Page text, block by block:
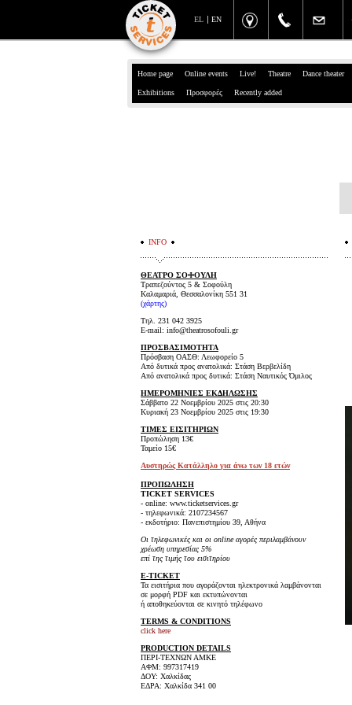
EN
EL
Home page Online events Live! Theatre Dance theater
Exhibitions Προσφορές Recently added
INFO
ΘΕΑΤΡΟ ΣΟΦΟΥΛΗ
Τραπεζούντος 5 & Σοφούλη
Καλαμαριά, Θεσσαλονίκη 551 31
(χάρτης)
Τηλ. 231 042 3925
E-mail: info@theatrosofouli.gr
ΠΡΟΣΒΑΣΙΜΟΤΗΤΑ
Πρόσβαση ΟΑΣΘ: Λεωφορείο 5
Από δυτικά προς ανατολικά: Στάση Βερβελίδη
Από ανατολικά προς δυτικά: Στάση Ναυτικός Όμιλος
ΗΜΕΡΟΜΗΝΙΕΣ ΕΚΔΗΛΩΣΗΣ
Σάββατο 22 Νοεμβρίου 2025 στις 20:30
Κυριακή 23 Νοεμβρίου 2025 στις 19:30
ΤΙΜΕΣ ΕΙΣΙΤΗΡΙΩΝ
Προπώληση 13€
Ταμείο 15€
Αυστηρώς Κατάλληλο για άνω των 18 ετών
ΠΡΟΠΩΛΗΣΗ
TICKET SERVICES
- online: www.ticketservices.gr
- τηλεφωνικά: 2107234567
- εκδοτήριο: Πανεπιστημίου 39, Αθήνα
Οι τηλεφωνικές και οι online αγορές περιλαμβάνουν
χρέωση υπηρεσίας 5%
επί της τιμής του εισιτηρίου
E-TICKET
Τα εισιτήρια που αγοράζονται ηλεκτρονικά λαμβάνονται
σε μορφή PDF και εκτυπώνονται
ή αποθηκεύονται σε κινητό τηλέφωνο
TERMS & CONDITIONS
click here
PRODUCTION DETAILS
ΠΕΡΙ-ΤΕΧΝΩΝ ΑΜΚΕ
ΑΦΜ: 997317419
ΔΟΥ: Χαλκίδας
ΕΔΡΑ: Χαλκίδα 341 00